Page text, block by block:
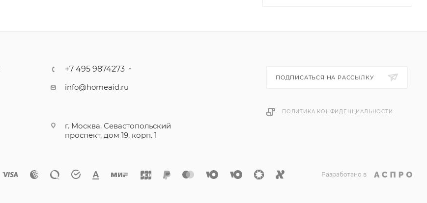
+7 495 9874273
info@homeaid.ru
г. Москва, Севастопольский
проспект, дом 19, корп. 1
ПОДПИСАТЬСЯ НА РАССЫЛКУ
ПОЛИТИКА КОНФИДЕНЦИАЛЬНОСТИ
Разработано в